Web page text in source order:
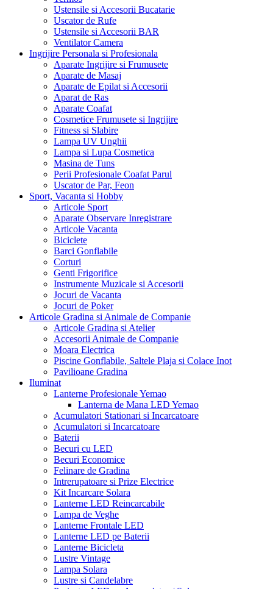
Ustensile si Accesorii Bucatarie
Uscator de Rufe
Ustensile si Accesorii BAR
Ventilator Camera
Ingrijire Personala si Profesionala
Aparate Ingrijire si Frumusete
Aparate de Masaj
Aparate de Epilat si Accesorii
Aparat de Ras
Aparate Coafat
Cosmetice Frumusete si Ingrijire
Fitness si Slabire
Lampa UV Unghii
Lampa si Lupa Cosmetica
Masina de Tuns
Perii Profesionale Coafat Parul
Uscator de Par, Feon
Sport, Vacanta si Hobby
Articole Sport
Aparate Observare Inregistrare
Articole Vacanta
Biciclete
Barci Gonflabile
Corturi
Genti Frigorifice
Instrumente Muzicale si Accesorii
Jocuri de Vacanta
Jocuri de Poker
Articole Gradina si Animale de Companie
Articole Gradina si Atelier
Accesorii Animale de Companie
Moara Electrica
Piscine Gonflabile, Saltele Plaja si Colace Inot
Pavilioane Gradina
Iluminat
Lanterne Profesionale Yemao
Lanterna de Mana LED Yemao
Acumulatori Stationari si Incarcatoare
Acumulatori si Incarcatoare
Baterii
Becuri cu LED
Becuri Economice
Felinare de Gradina
Intrerupatoare si Prize Electrice
Kit Incarcare Solara
Lanterne LED Reincarcabile
Lampa de Veghe
Lanterne Frontale LED
Lanterne LED pe Baterii
Lanterne Bicicleta
Lustre Vintage
Lampa Solara
Lustre si Candelabre